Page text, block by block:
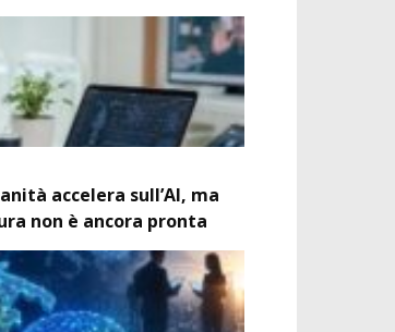
accelera sull’AI, ma
non è ancora pronta